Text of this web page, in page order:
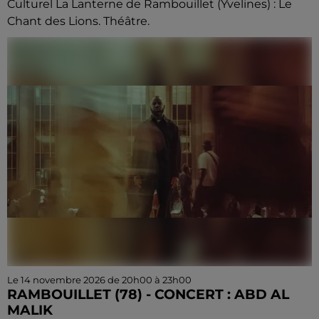
Culturel La Lanterne de Rambouillet (Yvelines) : Le
Chant des Lions. Théâtre.
Le 14 novembre 2026 de 20h00 à 23h00
RAMBOUILLET (78) - CONCERT : ABD AL
MALIK